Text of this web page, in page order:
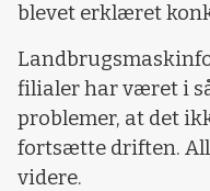
blevet erklæret
filialer har været i
problemer, at det
fortsætte driften.
videre.